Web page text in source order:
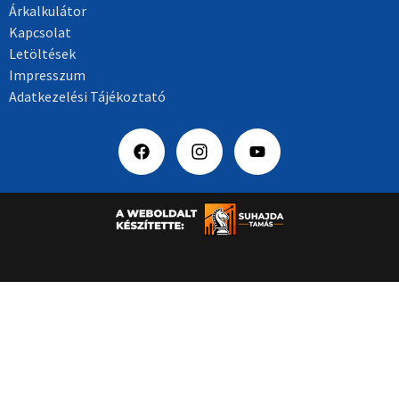
Árkalkulátor
Kapcsolat
Letöltések
Impresszum
Adatkezelési Tájékoztató